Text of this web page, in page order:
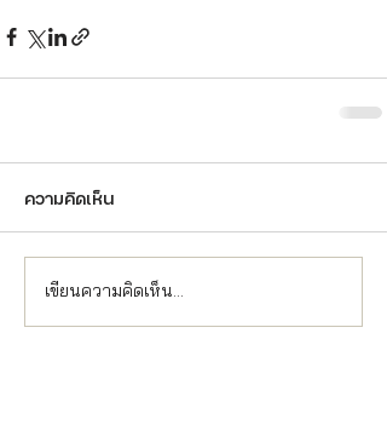
ความคิดเห็น
เขียนความคิดเห็น…